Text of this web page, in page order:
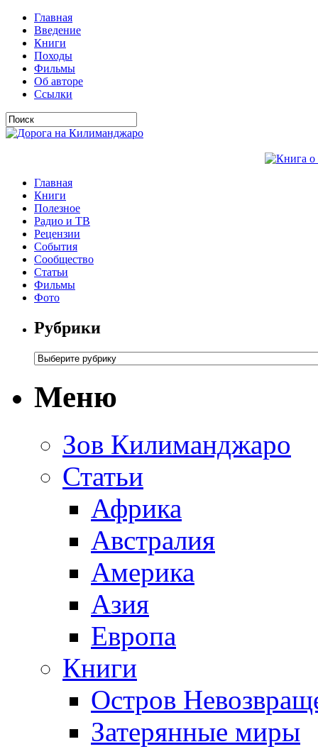
Главная
Введение
Книги
Походы
Фильмы
Об авторе
Ссылки
Главная
Книги
Полезное
Радио и ТВ
Рецензии
События
Сообщество
Статьи
Фильмы
Фото
Рубрики
Меню
Зов Килиманджаро
Статьи
Африка
Австралия
Америка
Азия
Европа
Книги
Остров
Затерянные миры